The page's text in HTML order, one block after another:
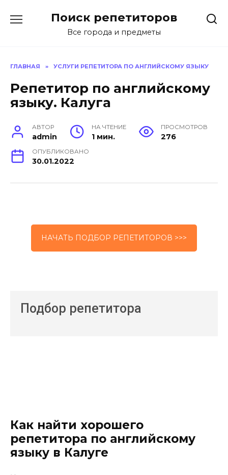
Поиск репетиторов
Все города и предметы
ГЛАВНАЯ » УСЛУГИ РЕПЕТИТОРА ПО АНГЛИЙСКОМУ ЯЗЫКУ
Репетитор по английскому
языку. Калуга
АВТОР
admin
НА ЧТЕНИЕ
1 мин.
ПРОСМОТРОВ
276
ОПУБЛИКОВАНО
30.01.2022
НАЧАТЬ ПОДБОР РЕПЕТИТОРОВ >>>
Подбор репетитора
Как найти хорошего
репетитора по английскому
языку в Калуге